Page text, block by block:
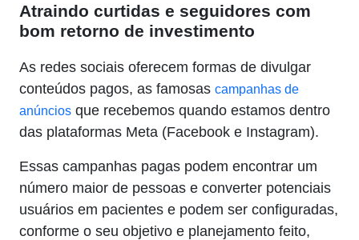
Atraindo curtidas e seguidores com
bom retorno de investimento
As redes sociais oferecem formas de divulgar
conteúdos pagos, as famosas campanhas de
anúncios que recebemos quando estamos dentro
das plataformas Meta (Facebook e Instagram).
Essas campanhas pagas podem encontrar um
número maior de pessoas e converter potenciais
usuários em pacientes e podem ser configuradas,
conforme o seu objetivo e planejamento feito,